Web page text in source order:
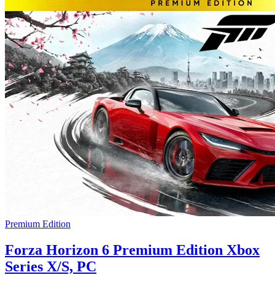
Premium Edition
Forza Horizon 6 Premium Edition Xbox
Series X/S, PC